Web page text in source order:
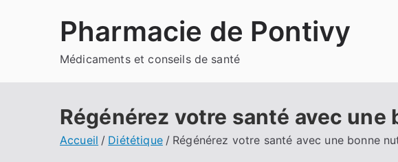
Pharmacie de Pontivy
Médicaments et conseils de santé
Régénérez votre santé avec
Accueil Diététique Régénérez votre santé avec une bonne